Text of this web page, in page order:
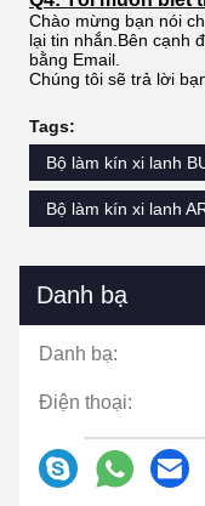
Chào mừng bạn nói
lại tin nhắn.Bên cạnh
bằng Email.
Chúng tôi sẽ trả lời
Tags:
Bộ làm kín xi lanh
Bộ làm kín xi lanh
Danh bạ
Danh bạ:
Điện thoại: